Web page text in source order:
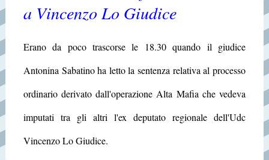
a Vincenzo Lo Giudice
Erano da poco trascorse le 18.30 quando il giudice
Antonina Sabatino ha letto la sentenza relativa al processo
ordinario derivato dall'operazione Alta Mafia che vedeva
imputati tra gli altri l'ex deputato regionale dell'Udc
Vincenzo Lo Giudice.